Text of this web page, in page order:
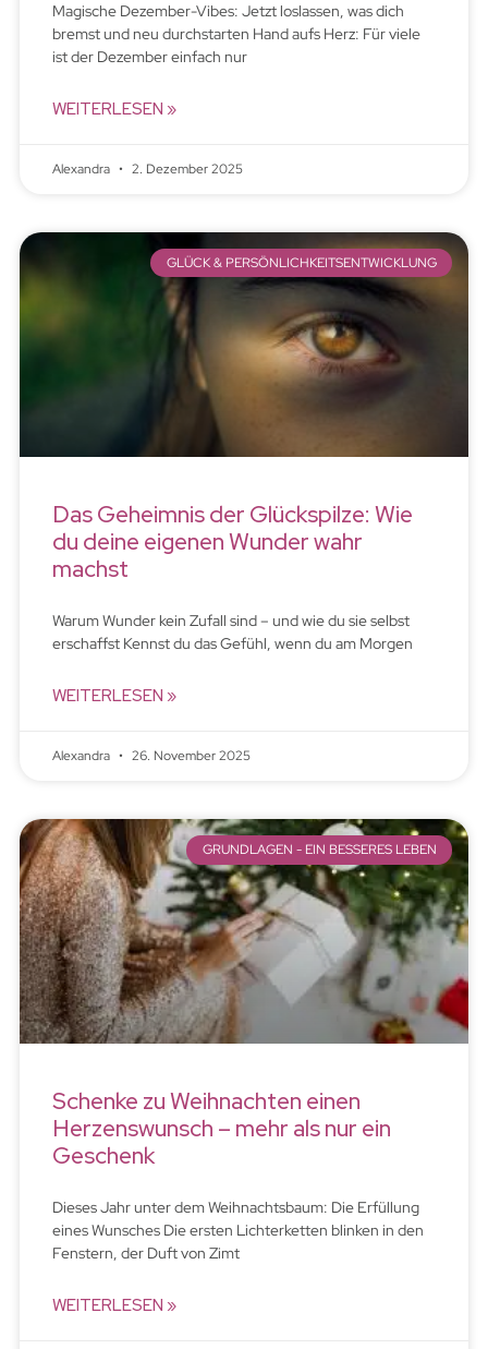
Magische Dezember-Vibes: Jetzt loslassen, was dich
bremst und neu durchstarten Hand aufs Herz: Für viele
ist der Dezember einfach nur
WEITERLESEN »
Alexandra 2. Dezember 2025
GLÜCK & PERSÖNLICHKEITSENTWICKLUNG
Das Geheimnis der Glückspilze: Wie
du deine eigenen Wunder wahr
machst
Warum Wunder kein Zufall sind – und wie du sie selbst
erschaffst Kennst du das Gefühl, wenn du am Morgen
WEITERLESEN »
Alexandra 26. November 2025
GRUNDLAGEN - EIN BESSERES LEBEN
Schenke zu Weihnachten einen
Herzenswunsch – mehr als nur ein
Geschenk
Dieses Jahr unter dem Weihnachtsbaum: Die Erfüllung
eines Wunsches Die ersten Lichterketten blinken in den
Fenstern, der Duft von Zimt
WEITERLESEN »